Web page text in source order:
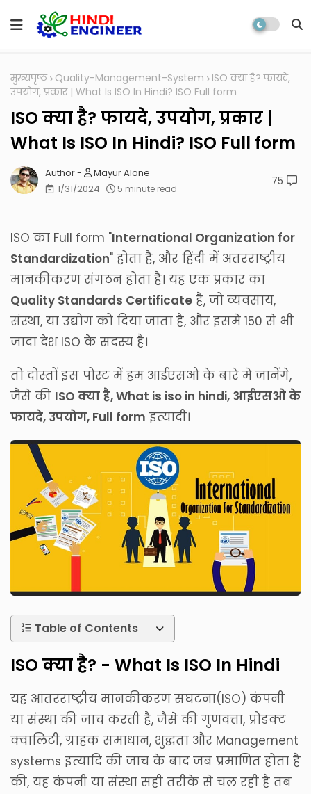
मुख्यपृष्ठ Quality-Management-System
ISO क्या है? फायदे,
उपयोग, प्रकार | What Is ISO In Hindi? ISO Full form
ISO क्या है? फायदे, उपयोग, प्रकार |
What Is ISO In Hindi? ISO Full form
Mayur Alone
1/31/2024
5 minute read
75
ISO का Full form "International Organization for
Standardization" होता है, और हिंदी में अंतरराष्ट्रीय
मानकीकरण संगठन होता है। यह एक प्रकार का
Quality Standards Certificate है, जो व्यवसाय,
संस्था, या उद्योग को दिया जाता है, और इसमे 150 से भी
जादा देश ISO के सदस्य है।
तो दोस्तों इस पोस्ट में हम आईएसओ के बारे मे जानेंगे,
जैसे की ISO क्या है, What is iso in hindi, आईएसओ के
फायदे, उपयोग, Full form इत्यादी।
Table of Contents
ISO क्या है? - What Is ISO In Hindi
यह आंतरराष्ट्रीय मानकीकरण संघटना(ISO) कंपनी
या संस्था की जाच करती है, जैसे की गुणवत्ता, प्रोडक्ट
क्वालिटी, ग्राहक समाधान, शुद्धता और Management
systems इत्यादि की जाच के बाद जब प्रमाणित होता है
की, यह कंपनी या संस्था सही तरीके से चल रही है तब